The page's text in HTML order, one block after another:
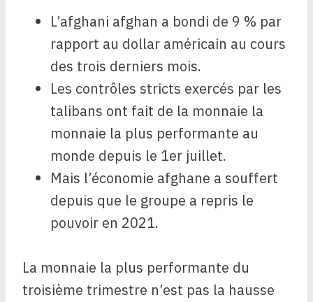
L’afghani afghan a bondi de 9 % par
rapport au dollar américain au cours
des trois derniers mois.
Les contrôles stricts exercés par les
talibans ont fait de la monnaie la
monnaie la plus performante au
monde depuis le 1er juillet.
Mais l’économie afghane a souffert
depuis que le groupe a repris le
pouvoir en 2021.
La monnaie la plus performante du
troisième trimestre n’est pas la hausse